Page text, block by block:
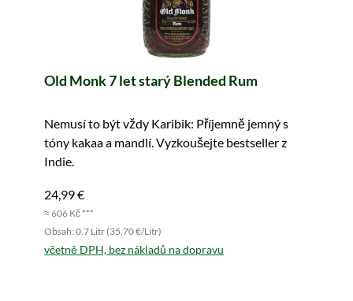
Old Monk 7 let starý Blended Rum
Nemusí to být vždy Karibik: Příjemně jemný s
tóny kakaa a mandlí. Vyzkoušejte bestseller z
Indie.
24,99 €
≈ 606 Kč ***
Obsah: 0.7 Litr (35,70 €/Litr)
včetně DPH, bez nákladů na dopravu